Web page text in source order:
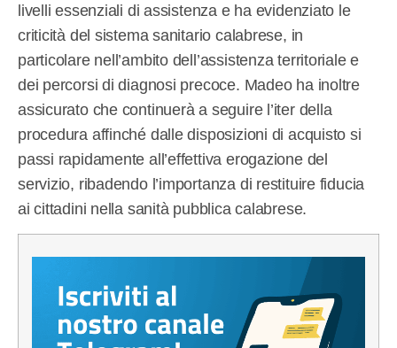
livelli essenziali di assistenza e ha evidenziato le
criticità del sistema sanitario calabrese, in
particolare nell’ambito dell’assistenza territoriale e
dei percorsi di diagnosi precoce. Madeo ha inoltre
assicurato che continuerà a seguire l’iter della
procedura affinché dalle disposizioni di acquisto si
passi rapidamente all’effettiva erogazione del
servizio, ribadendo l’importanza di restituire fiducia
ai cittadini nella sanità pubblica calabrese.